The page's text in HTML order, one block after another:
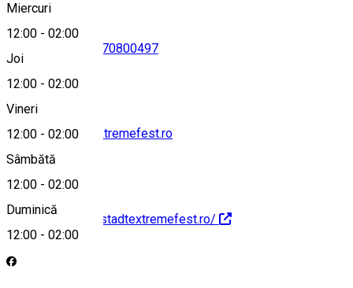
Miercuri
12:00 - 02:00
Joi
12:00 - 02:00
Vineri
12:00 - 02:00
Sâmbătă
12:00 - 02:00
Duminică
12:00 - 02:00
0770800497
info@rockstadtextremefest.ro
https://www.rockstadtextremefest.ro/